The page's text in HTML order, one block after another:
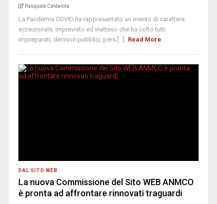
Pasquale Caldarola
La Pandemia COVID ha rappresentato un evento di carattere
eccezionale, imprevisto ed inatteso che ha colto tutti
impreparati, decisori pubblici, pers [...]
Read More
DAL SITO WEB
La nuova Commissione del Sito WEB ANMCO
è pronta ad affrontare rinnovati traguardi